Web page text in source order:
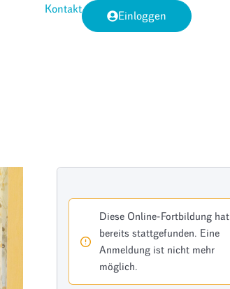
Kontakt
Einloggen
Diese Online-Fortbildung hat
bereits stattgefunden. Eine
Anmeldung ist nicht mehr
möglich.